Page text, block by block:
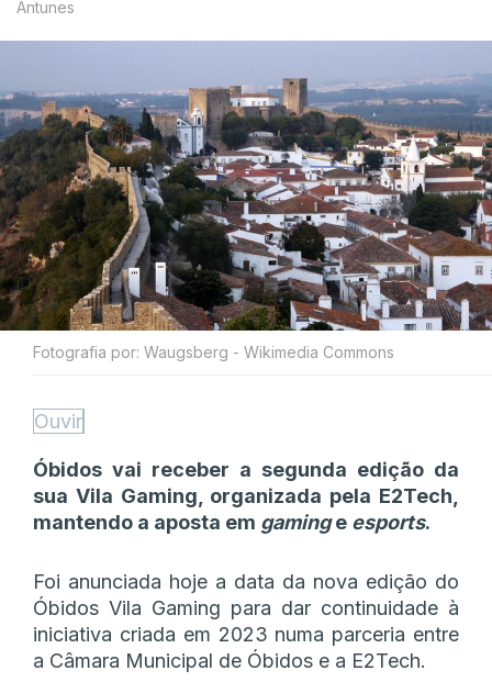
Antunes
Fotografia por: Waugsberg - Wikimedia Commons
Ouvir
Óbidos vai receber a segunda edição da
sua Vila Gaming, organizada pela E2Tech,
mantendo a aposta em gaminge esports.
Foi anunciada hoje a data da nova edição do
Óbidos Vila Gaming para dar continuidade à
iniciativa criada em 2023 numa parceria entre
a Câmara Municipal de Óbidos e a E2Tech.